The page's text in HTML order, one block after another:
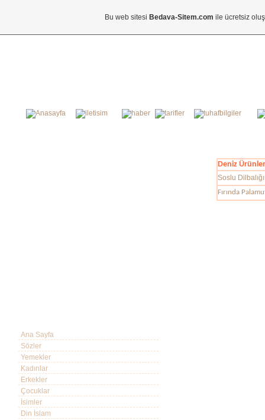
Ana Sayfa
Sözler
Yemekler
Kadınlar
Erkekler
Çocuklar
İsimler
Din İslam
Deniz
Soslu Dilbalığı
Fırında
Bu web sitesi Bedava-Sitem.com ile ücretsiz